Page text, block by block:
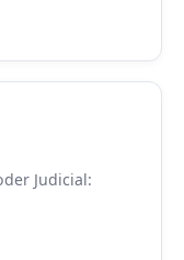
Judicial: